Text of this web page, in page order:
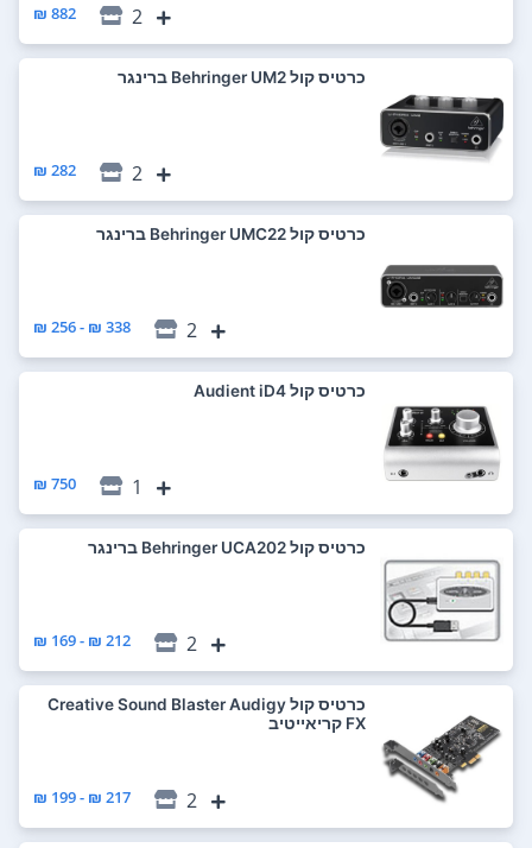
2
882 ₪
כרטיס קול Behringer UM2 ברינגר
2
282 ₪
כרטיס קול Behringer UMC22 ברינגר
2
338 ₪ - 256 ₪
כרטיס קול Audient iD4
1
750 ₪
כרטיס קול Behringer UCA202 ברינגר
2
212 ₪ - 169 ₪
כרטיס קול Creative Sound Blaster Audigy
FX קריאייטיב
2
217 ₪ - 199 ₪